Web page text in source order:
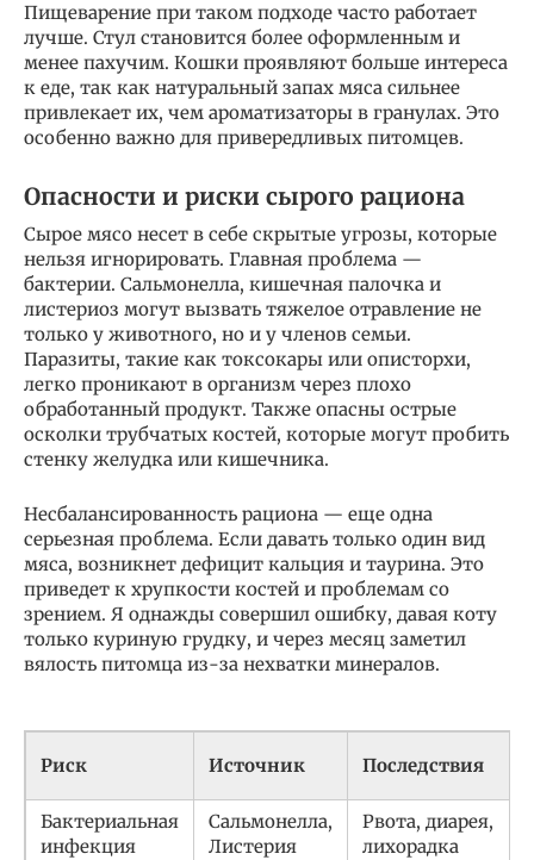
Пищеварение при таком подходе часто работает
лучше. Стул становится более оформленным и
менее пахучим. Кошки проявляют больше интереса
к еде, так как натуральный запах мяса сильнее
привлекает их, чем ароматизаторы в гранулах. Это
особенно важно для привередливых питомцев.
Опасности и риски сырого рациона
Сырое мясо несет в себе скрытые угрозы, которые
нельзя игнорировать. Главная проблема —
бактерии. Сальмонелла, кишечная палочка и
листериоз могут вызвать тяжелое отравление не
только у животного, но и у членов семьи.
Паразиты, такие как токсокары или описторхи,
легко проникают в организм через плохо
обработанный продукт. Также опасны острые
осколки трубчатых костей, которые могут пробить
стенку желудка или кишечника.
Несбалансированность рациона — еще одна
серьезная проблема. Если давать только один вид
мяса, возникнет дефицит кальция и таурина. Это
приведет к хрупкости костей и проблемам со
зрением. Я однажды совершил ошибку, давая коту
только куриную грудку, и через месяц заметил
вялость питомца из-за нехватки минералов.
Риск Источник Последствия
Бактериальная
инфекция
Сальмонелла,
Листерия
Рвота, диарея,
лихорадка